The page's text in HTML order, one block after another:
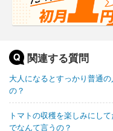
関連する質問
大人になるとすっかり普通
の？
トマトの収穫を楽しみにし
でなんて言うの？